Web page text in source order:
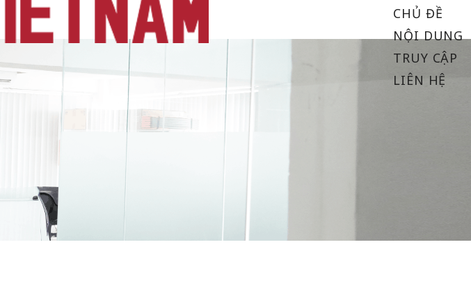
CHỦ ĐỀ
NỘI DUNG
TRUY CẬP
LIÊN HỆ